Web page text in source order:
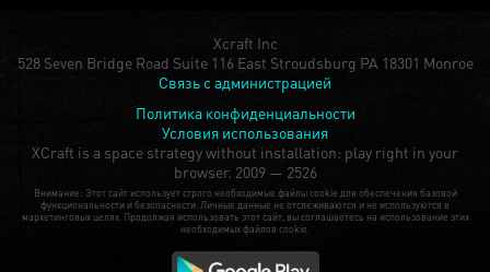
Xcraft Inc
528 Seven Bridge Road Suite 116 East Stroudsburg PA 18301 Monroe
Связь с администрацией
Политика конфиденциальности
Условия использования
XCraft is a space strategy without installation: play right in your
browser. 2009 — 2526
Внимание: Этот сайт использует строго необходимые файлы cookie для обеспечения базовой
функциональности и безопасности. Личные данные не отслеживаются и не используются в
маркетинговых целях. Продолжая использовать этот сайт, вы соглашаетесь на использование этих
необходимых файлов cookie.